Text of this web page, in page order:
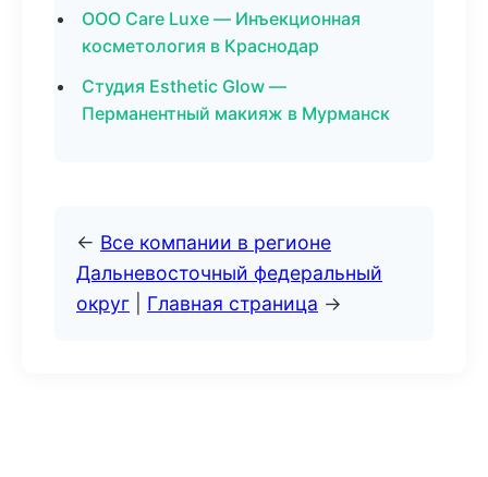
ООО Care Luxe — Инъекционная
косметология в Краснодар
Студия Esthetic Glow —
Перманентный макияж в Мурманск
← Все компании в регионе
Дальневосточный федеральный
округ
Главная страница →